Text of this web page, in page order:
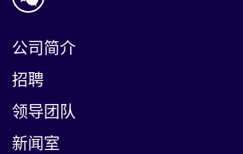
公司简介
招聘
领导团队
新闻室